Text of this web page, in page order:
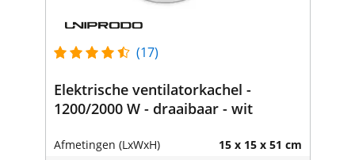
(17)
Elektrische ventilatorkachel -
1200/2000 W - draaibaar - wit
Afmetingen (LxWxH) 15 x 15 x 51 cm